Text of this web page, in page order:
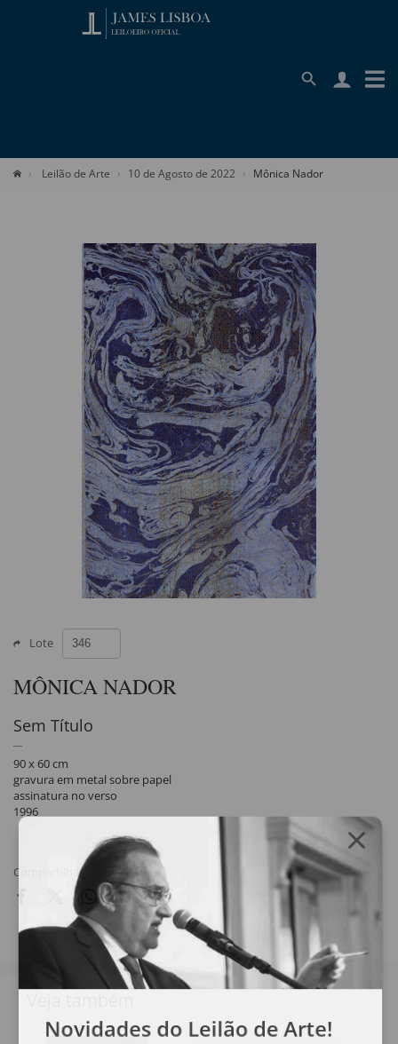
Leilão de Arte 10 de Agosto de 2022 Mônica Nador
Lote
MÔNICA NADOR
Sem Título
90 x 60 cm
gravura em metal sobre papel
assinatura no verso
1996
Compartilhar
Novidades do Leilão de Arte!